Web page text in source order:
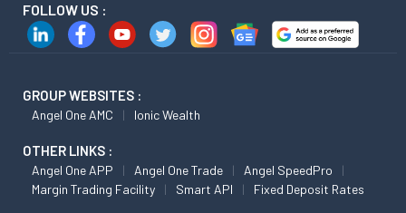
FOLLOW US :
GROUP WEBSITES :
Angel One AMC Ionic Wealth
OTHER LINKS :
Angel One APP Angel One Trade
Angel SpeedPro
Margin Trading Facility
Smart API Fixed Deposit Rates